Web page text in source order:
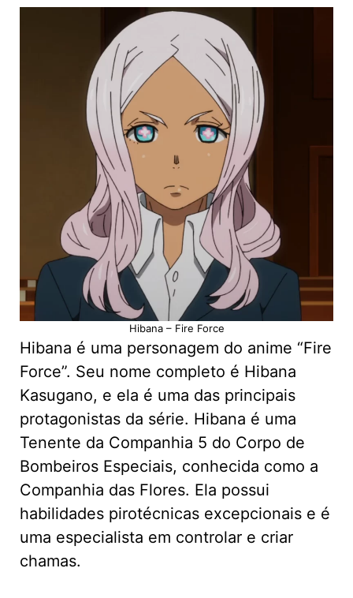
Hibana – Fire Force
Hibana é uma personagem do anime “Fire
Force”. Seu nome completo é Hibana
Kasugano, e ela é uma das principais
protagonistas da série. Hibana é uma
Tenente da Companhia 5 do Corpo de
Bombeiros Especiais, conhecida como a
Companhia das Flores. Ela possui
habilidades pirotécnicas excepcionais e é
uma especialista em controlar e criar
chamas.